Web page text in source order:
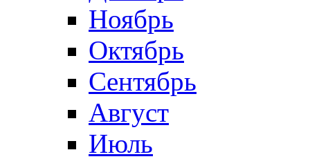
Ноябрь
Октябрь
Сентябрь
Август
Июль